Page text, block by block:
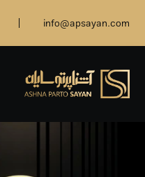
info@apsayan.com